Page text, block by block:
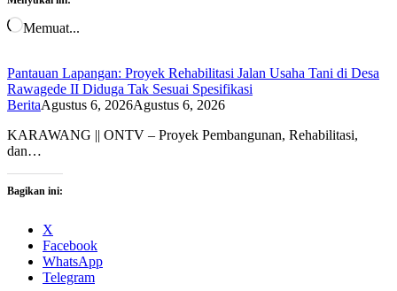
Memuat...
Pantauan Lapangan: Proyek Rehabilitasi Jalan Usaha Tani di Desa
Rawagede II Diduga Tak Sesuai Spesifikasi
BeritaAgustus 6, 2026Agustus 6, 2026
KARAWANG || ONTV – Proyek Pembangunan, Rehabilitasi,
dan…
Bagikan ini:
X
Facebook
WhatsApp
Telegram